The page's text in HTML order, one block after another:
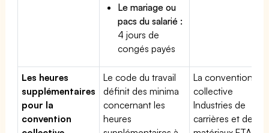
Le mariage ou
pacs du salarié :
4 jours de
congés payés
Les heures
supplémentaires
pour la
convention
Le code du travail
définit des minima
concernant les
heures
La convention
collective
Industries de
carrières et de